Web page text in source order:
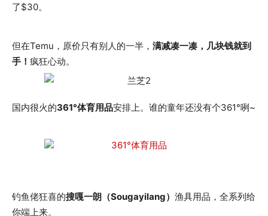
了$30。
但在Temu，原价只有别人的一半， 满减凑一凑，几块钱就到
手！ 疯狂心动。
国内很火的361°体育用品安排上。谁的童年还没有个361°咧~
钓鱼佬狂喜的搜嘎一朗（Sougayilang） 渔具用品，全系列给
你端上来。